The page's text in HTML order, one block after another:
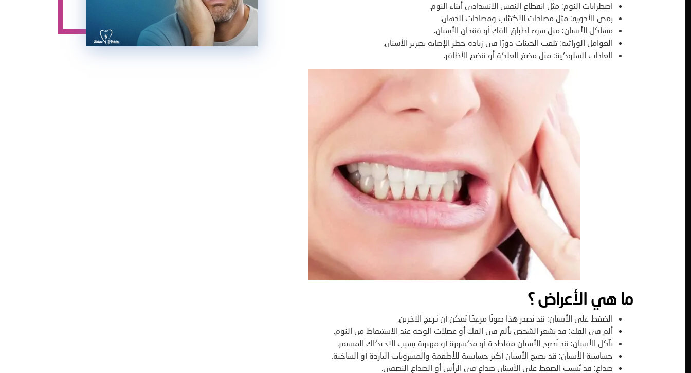
اضطرابات النوم: مثل انقطاع النفس الانسدادي أثناء النوم.
بعض الأدوية: مثل مضادات الاكتئاب ومضادات الذهان.
مشاكل الأسنان: مثل سوء إطباق الفك أو فقدان الأسنان.
العوامل الوراثية: تلعب الجينات دورًا في زيادة خطر الإصابة بصرير الأسنان.
العادات السلوكية: مثل مضغ العلكة أو قضم الأظافر.
ما هي الأعراض؟
الضغط علي الأسنان: قد يُصدر هذا صوتًا مزعجًا يُمكن أن يُزعج الآخرين.
ألم في الفك: قد يشعر الشخص بألم في الفك أو عضلات الوجه عند الاستيقاظ من النوم.
تآكل الأسنان: قد تُصبح الأسنان مفلطحة أو مكسورة أو مهترئة بسبب الاحتكاك المستمر.
حساسية الأسنان: قد تصبح الأسنان أكثر حساسية للأطعمة والمشروبات الباردة أو الساخنة.
صداع: قد يُسبب الضغط علي الأسنان صداع في الرأس أو الصداع النصفي.